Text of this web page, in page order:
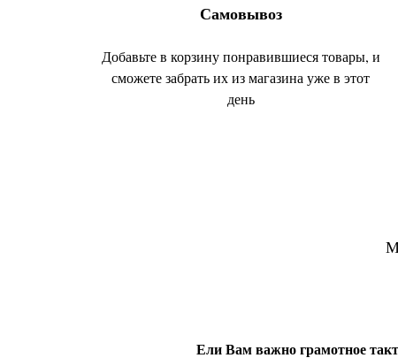
Самовывоз
Добавьте в корзину понравившиеся товары, и
сможете забрать их из магазина уже в этот
день
Ели Вам важно грамотное